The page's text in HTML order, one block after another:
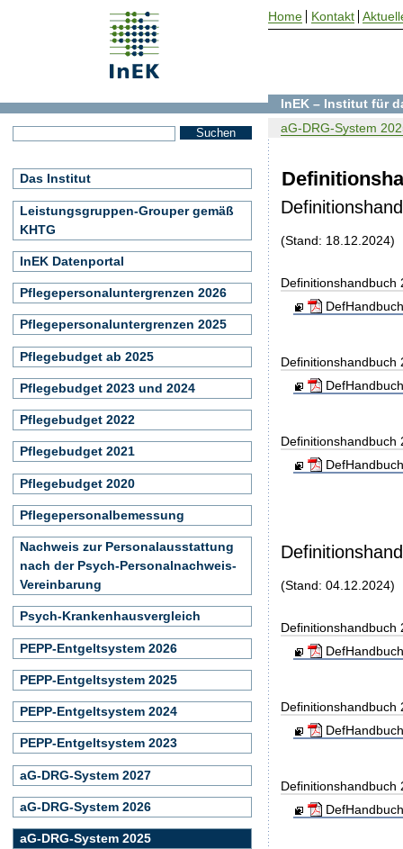
(Stand: 18.12.2024)
Definitionshandbuch
Definitionshandbuch
Definitionshandbuch
(Stand: 04.12.2024)
Definitionshandbuch
Definitionshandbuch
Definitionshandbuch
InEK – Institut für
aG-DRG-System
Das Institut
Leistungsgruppen-Grouper gemäß
KHTG
InEK Datenportal
Pflegepersonaluntergrenzen 2026
Pflegepersonaluntergrenzen 2025
Pflegebudget ab 2025
Pflegebudget 2023 und 2024
Pflegebudget 2022
Pflegebudget 2021
Pflegebudget 2020
Pflegepersonalbemessung
Nachweis zur Personalausstattung
nach der Psych-Personalnachweis-
Vereinbarung
Psych-Krankenhausvergleich
PEPP-Entgeltsystem 2026
PEPP-Entgeltsystem 2025
PEPP-Entgeltsystem 2024
PEPP-Entgeltsystem 2023
aG-DRG-System 2027
aG-DRG-System 2026
aG-DRG-System 2025
Home Kontakt